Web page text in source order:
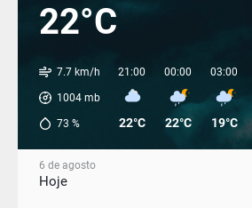
22°C
7.7 km/h
1004mb
73 %
21:00
22°C
00:00
22°C
03:00
19°C
6 de agosto
Hoje